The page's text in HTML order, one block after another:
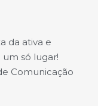
da ativa e
um só lugar!
Comunicação